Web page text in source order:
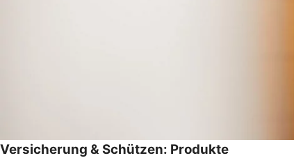
Versicherung & Schützen: Produkte